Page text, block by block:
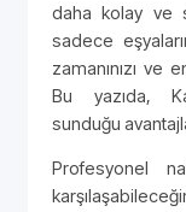
daha kolay ve
sadece
zamanınızı ve
Bu yazıda,
sunduğu
Profesyonel